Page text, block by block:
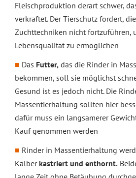
Fleischproduktion derart schwer,
verkraftet. Der Tierschutz fordert,
Zuchttechniken nicht fortzuführen,
Lebensqualität zu ermöglichen
Das Futter, das die Rinder in
bekommen, soll sie möglichst
Gesund ist es jedoch nicht. Die
Massentierhaltung sollten hier
dafür muss ein langsamerer
Kauf genommen werden
Rinder in Massentierhaltung
Kälberkastriert und enthornt.